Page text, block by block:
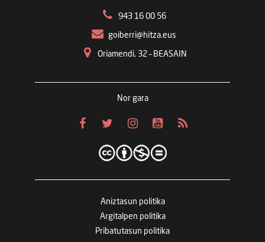
943 16 00 56
goiberri@hitza.eus
Oriamendi, 32 – BEASAIN
Nor gara
Aniztasun politika
Argitalpen politika
Pribatutasun politika